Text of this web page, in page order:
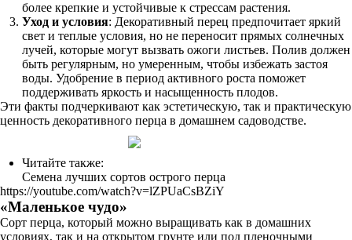
более крепкие и устойчивые к стрессам растения.
Уход и условия: Декоративный перец предпочитает яркий
свет и теплые условия, но не переносит прямых солнечных
лучей, которые могут вызвать ожоги листьев. Полив должен
быть регулярным, но умеренным, чтобы избежать застоя
воды. Удобрение в период активного роста поможет
поддерживать яркость и насыщенность плодов.
Эти факты подчеркивают как эстетическую, так и практическую
ценность декоративного перца в домашнем садоводстве.
Читайте также:
Семена лучших сортов острого перца
https://youtube.com/watch?v=lZPUaCsBZiY
«Маленькое чудо»
Сорт перца, который можно выращивать как в домашних
условиях, так и на открытом грунте или под пленочными